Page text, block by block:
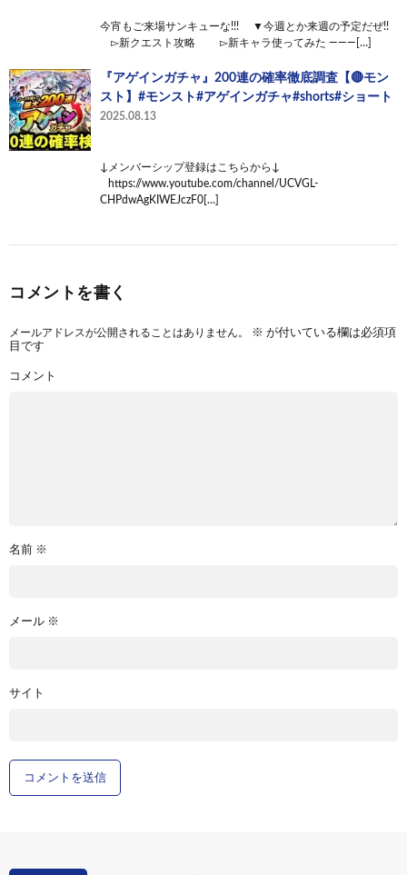
今宵もご来場サンキューな!!! ▼今週とか来週の予定だぜ!!
▻新クエスト攻略 ▻新キャラ使ってみた ———[…]
『アゲインガチャ』200連の確率徹底調査【🔴モン
スト】#モンスト#アゲインガチャ#shorts#ショート
2025.08.13
↓メンバーシップ登録はこちらから↓
https://www.youtube.com/channel/UCVGL-
CHPdwAgKIWEJczF0[…]
コメントを書く
メールアドレスが公開されることはありません。 ※ が付いている欄は必須項
目です
コメント
名前 ※
メール ※
サイト